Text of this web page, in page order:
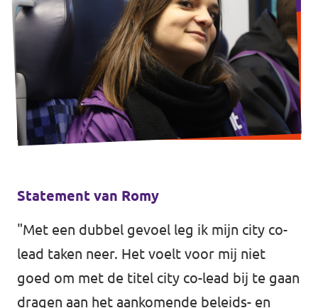
Statement van Romy
"Met een dubbel gevoel leg ik mijn city co-
lead taken neer. Het voelt voor mij niet
goed om met de titel city co-lead bij te gaan
dragen aan het aankomende beleids- en